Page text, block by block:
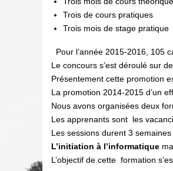
Trois de cours pratiques
Trois mois de stage pratique
Pour l’année 2015-2016, 105
Le concours s’est déroulé sur
Présentement cette promotion
La promotion 2014-2015 d’un
Nous avons organisées deux
Les apprenants sont les
Les sessions durent 3
L’initiation à l’informatique
L’objectif de cette formation